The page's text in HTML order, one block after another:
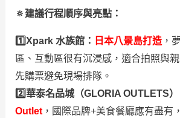
🔅建議行程順序與亮點：
1️⃣Xpark 水族館： 日本八景島打造，
區、互動區很有沉浸感，適合拍照與
先購票避免現場排隊。
2️⃣華泰名品城（GLORIA OUTLETS）
Outlet，國際品牌+美食餐廳應有盡有